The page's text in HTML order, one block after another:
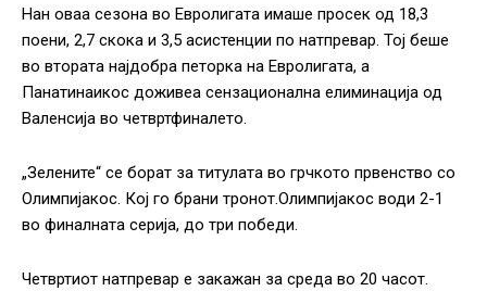
Нан оваа сезона во Евролигата имаше просек од 18,3
поени, 2,7 скока и 3,5 асистенции по натпревар. Тој беше
во втората најдобра петорка на Евролигата, а
Панатинаикос доживеа сензационална елиминација од
Валенсија во четвртфиналето.
„Зелените“ се борат за титулата во грчкото првенство со
Олимпијакос. Кој го брани тронот.Олимпијакос води 2-1
во финалната серија, до три победи.
Четвртиот натпревар е закажан за среда во 20 часот.